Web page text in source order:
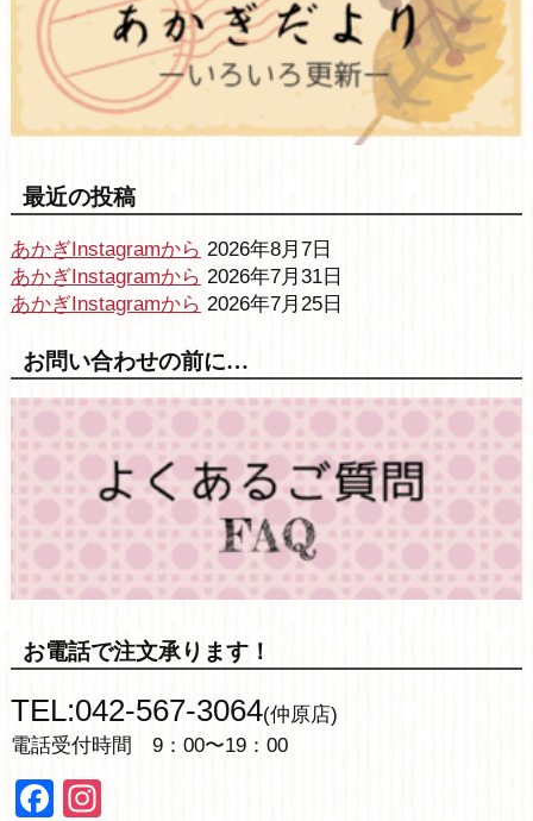
最近の投稿
あかぎInstagramから 2026年8月7日
あかぎInstagramから 2026年7月31日
あかぎInstagramから 2026年7月25日
お問い合わせの前に…
お電話で注文承ります！
TEL:042-567-3064(仲原店)
電話受付時間 9：00〜19：00
Facebook